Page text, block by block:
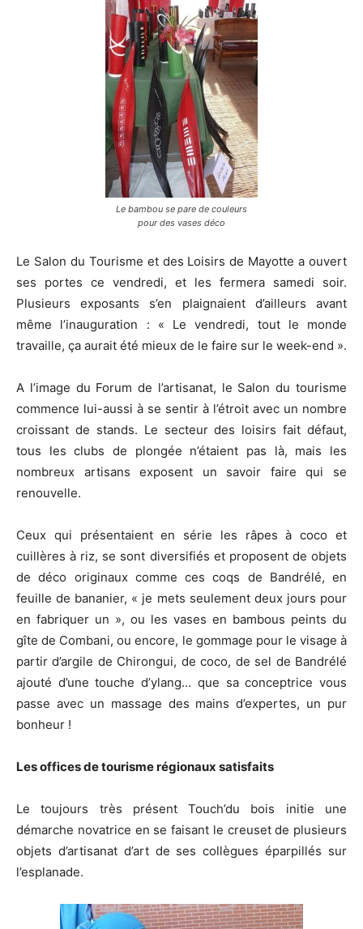
Le bambou se pare de couleurs
pour des vases déco
Le Salon du Tourisme et des Loisirs de Mayotte a ouvert
ses portes ce vendredi, et les fermera samedi soir.
Plusieurs exposants s’en plaignaient d’ailleurs avant
même l’inauguration : « Le vendredi, tout le monde
travaille, ça aurait été mieux de le faire sur le week-end ».
A l’image du Forum de l’artisanat, le Salon du tourisme
commence lui-aussi à se sentir à l’étroit avec un nombre
croissant de stands. Le secteur des loisirs fait défaut,
tous les clubs de plongée n’étaient pas là, mais les
nombreux artisans exposent un savoir faire qui se
renouvelle.
Ceux qui présentaient en série les râpes à coco et
cuillères à riz, se sont diversifiés et proposent de objets
de déco originaux comme ces coqs de Bandrélé, en
feuille de bananier, « je mets seulement deux jours pour
en fabriquer un », ou les vases en bambous peints du
gîte de Combani, ou encore, le gommage pour le visage à
partir d’argile de Chirongui, de coco, de sel de Bandrélé
ajouté d’une touche d’ylang… que sa conceptrice vous
passe avec un massage des mains d’expertes, un pur
bonheur !
Les offices de tourisme régionaux satisfaits
Le toujours très présent Touch’du bois initie une
démarche novatrice en se faisant le creuset de plusieurs
objets d’artisanat d’art de ses collègues éparpillés sur
l’esplanade.